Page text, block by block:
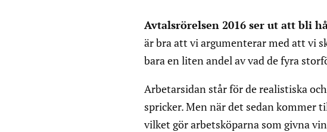
Avtalsrörelsen 2016 ser ut att bli
är bra att vi argumenterar med att vi
bara en liten andel av vad de fyra
Arbetarsidan står för de realistiska
spricker. Men när det sedan
vilket gör arbetsköparna som givna